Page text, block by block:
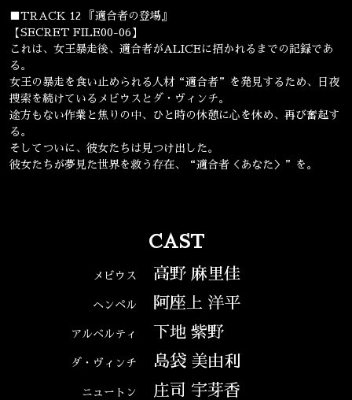
■TRACK 12 『適合者の登場』
【SECRET FILE00-06】
これは、女王暴走後、適合者がALICEに招かれるまでの記録であ
る。
女王の暴走を食い止められる人材“適合者”を発見するため、日夜
捜索を続けているメビウスとダ・ヴィンチ。
途方もない作業と焦りの中、ひと時の休憩に心を休め、再び奮起す
る。
そしてついに、彼女たちは見つけ出した。
彼女たちが夢見た世界を救う存在、“適合者＜あなた＞”を。
CAST
メビウス 高野 麻里佳
ヘンペル 阿座上 洋平
アルベルティ 下地 紫野
ダ・ヴィンチ 島袋 美由利
ニュートン 庄司 宇芽香